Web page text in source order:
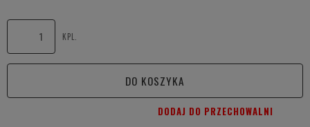
KPL.
DO KOSZYKA
DODAJ DO PRZECHOWALNI